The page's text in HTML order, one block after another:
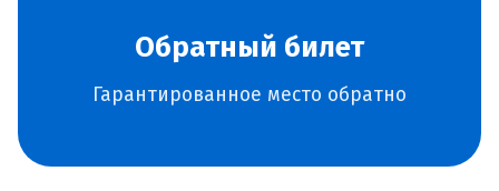
Обратный билет
Гарантированное место обратно